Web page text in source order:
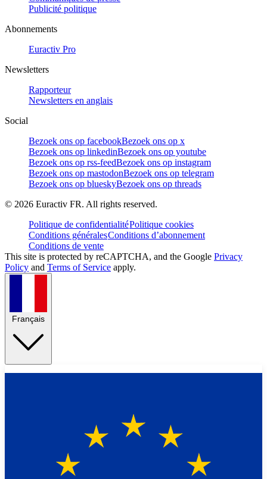
Publicité politique
Abonnements
Euractiv Pro
Newsletters
Rapporteur
Newsletters en anglais
Social
Bezoek ons op facebookBezoek ons op x
Bezoek ons op linkedinBezoek ons op youtube
Bezoek ons op rss-feedBezoek ons op instagram
Bezoek ons op mastodonBezoek ons op telegram
Bezoek ons op blueskyBezoek ons op threads
© 2026 Euractiv FR. All rights reserved.
Politique de confidentialitéPolitique cookies
Conditions généralesConditions d’abonnement
Conditions de vente
This site is protected by reCAPTCHA, and the Google Privacy
Policy and Terms of Service apply.
Français